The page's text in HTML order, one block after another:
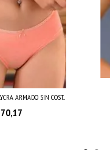
ARMADO SIN COST...